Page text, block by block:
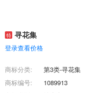
特 寻花集
登录查看价格
商标分类:
第3类-寻花集
商标编号:
1089913